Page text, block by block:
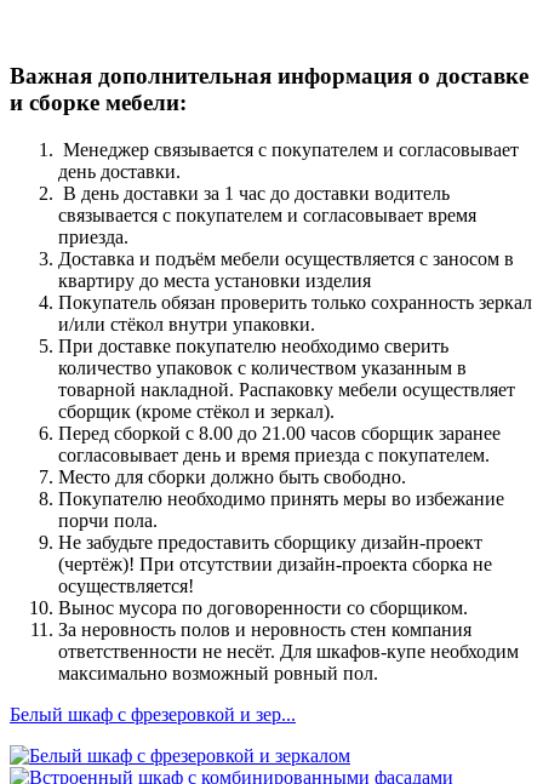
Важная дополнительная информация о доставке
и сборке мебели:
Менеджер связывается с покупателем и согласовывает
день доставки.
В день доставки за 1 час до доставки водитель
связывается с покупателем и согласовывает время
приезда.
Доставка и подъём мебели осуществляется с заносом в
квартиру до места установки изделия
Покупатель обязан проверить только сохранность зеркал
и/или стёкол внутри упаковки.
При доставке покупателю необходимо сверить
количество упаковок с количеством указанным в
товарной накладной. Распаковку мебели осуществляет
сборщик (кроме стёкол и зеркал).
Перед сборкой с 8.00 до 21.00 часов сборщик заранее
согласовывает день и время приезда с покупателем.
Место для сборки должно быть свободно.
Покупателю необходимо принять меры во избежание
порчи пола.
Не забудьте предоставить сборщику дизайн-проект
(чертёж)! При отсутствии дизайн-проекта сборка не
осуществляется!
Вынос мусора по договоренности со сборщиком.
За неровность полов и неровность стен компания
ответственности не несёт. Для шкафов-купе необходим
максимально возможный ровный пол.
Белый шкаф с фрезеровкой и зер...